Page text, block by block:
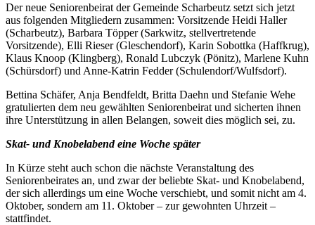
Der neue Seniorenbeirat der Gemeinde Scharbeutz setzt sich jetzt
aus folgenden Mitgliedern zusammen: Vorsitzende Heidi Haller
(Scharbeutz), Barbara Töpper (Sarkwitz, stellvertretende
Vorsitzende), Elli Rieser (Gleschendorf), Karin Sobottka (Haffkrug),
Klaus Knoop (Klingberg), Ronald Lubczyk (Pönitz), Marlene Kuhn
(Schürsdorf) und Anne-Katrin Fedder (Schulendorf/Wulfsdorf).
Bettina Schäfer, Anja Bendfeldt, Britta Daehn und Stefanie Wehe
gratulierten dem neu gewählten Seniorenbeirat und sicherten ihnen
ihre Unterstützung in allen Belangen, soweit dies möglich sei, zu.
Skat- und Knobelabend eine Woche später
In Kürze steht auch schon die nächste Veranstaltung des
Seniorenbeirates an, und zwar der beliebte Skat- und Knobelabend,
der sich allerdings um eine Woche verschiebt, und somit nicht am 4.
Oktober, sondern am 11. Oktober – zur gewohnten Uhrzeit –
stattfindet.